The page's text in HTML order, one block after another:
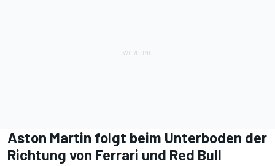
Aston Martin folgt beim Unterboden der
Richtung von Ferrari und Red Bull